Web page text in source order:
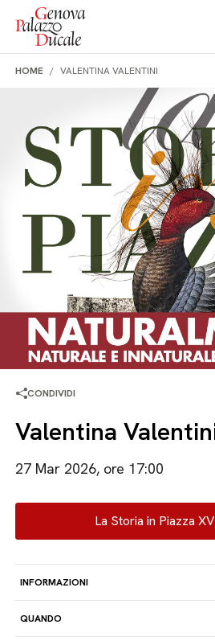
Salta al contenuto
HOME VALENTINA VALENTINI
CONDIVIDI
Valentina
27 Mar 2026, ore 17:00
La Storia in Piazza
INFORMAZIONI
QUANDO